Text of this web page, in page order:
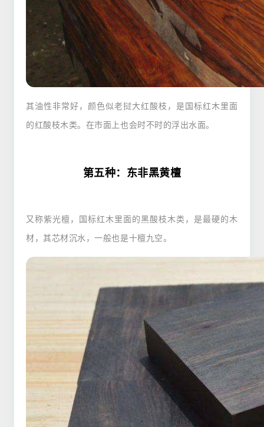
其油性非常好，颜色似老挝大红酸枝，是国标红木里面
的红酸枝木类。 在市面上也会时不时的浮出水面。
第五种：东非黑黄檀
又称紫光檀，国标红木里面的黑酸枝木类，是最硬的木
材，其芯材沉水，一般也是十檀九空。